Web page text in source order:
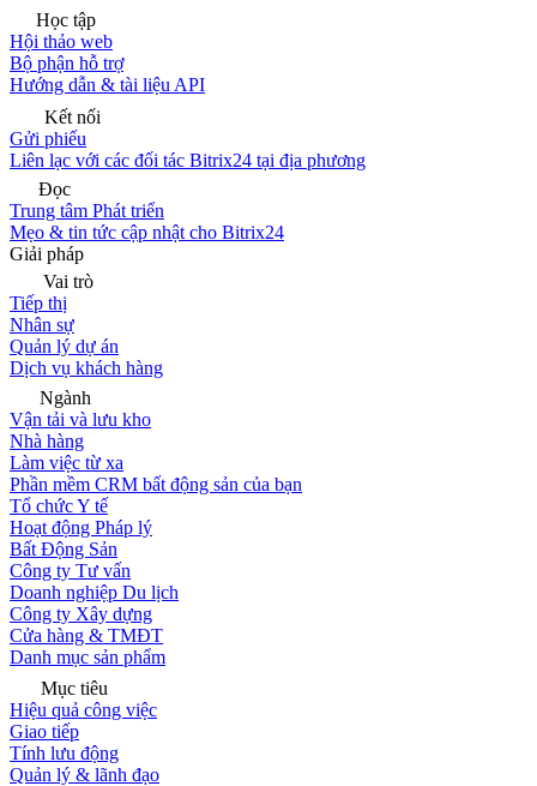
Học tập
Hội thảo web
Bộ phận hỗ trợ
Hướng dẫn & tài liệu API
Kết nối
Gửi phiếu
Liên lạc với các đối tác Bitrix24 tại địa phương
Đọc
Trung tâm Phát triển
Mẹo & tin tức cập nhật cho Bitrix24
Giải pháp
Vai trò
Tiếp thị
Nhân sự
Quản lý dự án
Dịch vụ khách hàng
Ngành
Vận tải và lưu kho
Nhà hàng
Làm việc từ xa
Phần mềm CRM bất động sản của bạn
Tổ chức Y tế
Hoạt động Pháp lý
Bất Động Sản
Công ty Tư vấn
Doanh nghiệp Du lịch
Công ty Xây dựng
Cửa hàng & TMĐT
Danh mục sản phẩm
Mục tiêu
Hiệu quả công việc
Giao tiếp
Tính lưu động
Quản lý & lãnh đạo